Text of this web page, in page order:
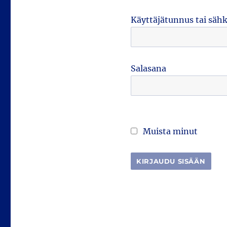
Käyttäjätunnus tai
Salasana
Muista minut